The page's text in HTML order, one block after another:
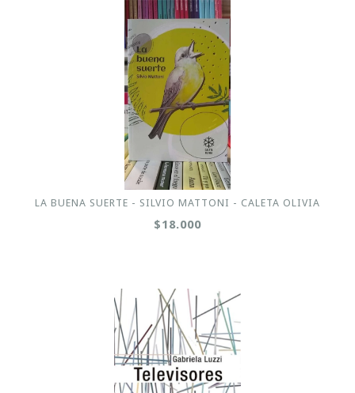
LA BUENA SUERTE - SILVIO MATTONI - CALETA OLIVIA
$18.000